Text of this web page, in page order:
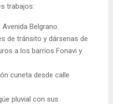
trabajos:
Belgrano.
de tránsito y dársenas de
a los barrios Fonavi y
cuneta desde calle
pluvial con sus